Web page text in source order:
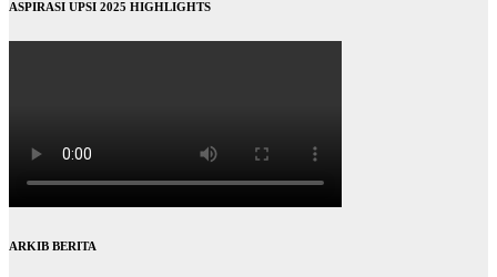
ASPIRASI UPSI 2025 HIGHLIGHTS
ARKIB BERITA